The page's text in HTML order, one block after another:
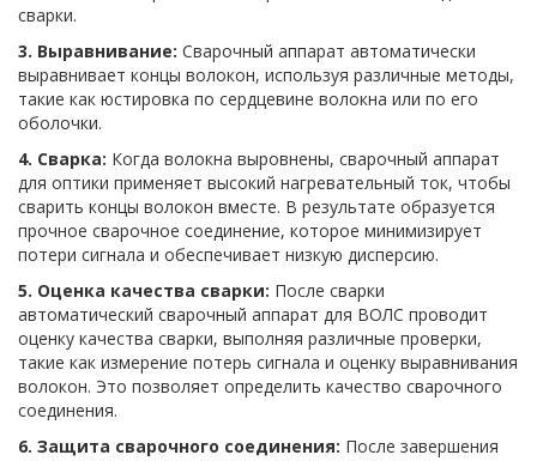
сварки.
3. Выравнивание: Сварочный аппарат автоматически
выравнивает концы волокон, используя различные методы,
такие как юстировка по сердцевине волокна или по его
оболочки.
4. Сварка: Когда волокна выровнены, сварочный аппарат
для оптики применяет высокий нагревательный ток, чтобы
сварить концы волокон вместе. В результате образуется
прочное сварочное соединение, которое минимизирует
потери сигнала и обеспечивает низкую дисперсию.
5. Оценка качества сварки: После сварки
автоматический сварочный аппарат для ВОЛС проводит
оценку качества сварки, выполняя различные проверки,
такие как измерение потерь сигнала и оценку выравнивания
волокон. Это позволяет определить качество сварочного
соединения.
6. Защита сварочного соединения: После завершения